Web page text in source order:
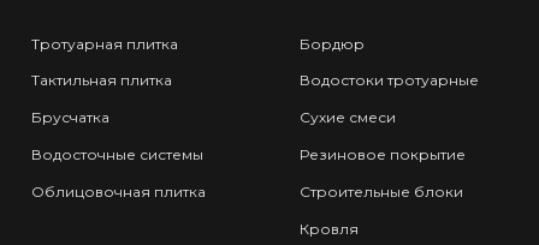
Тротуарная плитка
Тактильная плитка
Брусчатка
Водосточные системы
Облицовочная плитка
Бордюр
Водостоки тротуарные
Сухие смеси
Резиновое покрытие
Строительные блоки
Кровля